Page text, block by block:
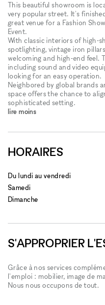
This beautiful showroom is
very popular street. It's
great venue for a Fashion
Event.
With classic interiors of high-
spotlighting, vintage iron
welcoming and high-end feel.
including sound and video
looking for an easy operation.
Neighbored by global brands
space offers the chance to
sophisticated setting.
lire moins
HORAIRES
Du lundi au vendredi
Samedi
Dimanche
S'APPROPRIER
Grâce à nos services
l'emploi : mobilier, image de
Nous nous occupons de tout.